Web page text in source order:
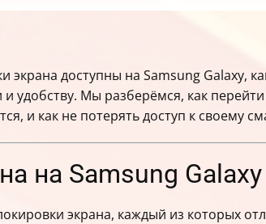
кнопки ОК»
экрана доступны на Samsung Galaxy,
удобству. Мы разберёмся, как
и как не потерять доступ к своему
на Samsung
экрана, каждый из которых